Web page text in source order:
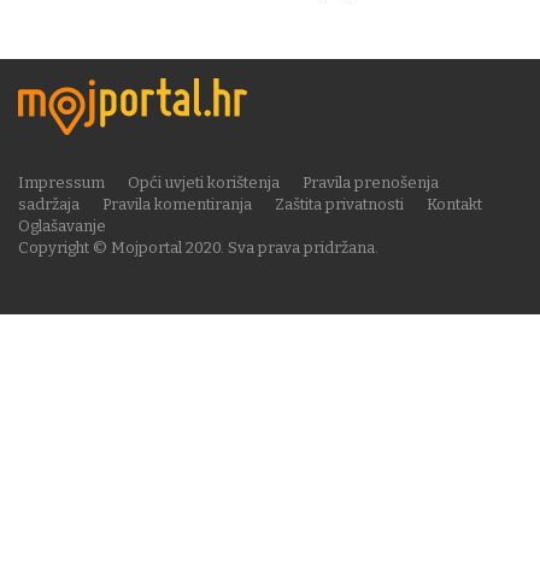
Copyright © Mojportal 2020. Sva prava pridržana.
Impressum Opći uvjeti korištenja
Pravila prenošenja
sadržaja
Pravila komentiranja Zaštita privatnosti
Kontakt
Oglašavanje